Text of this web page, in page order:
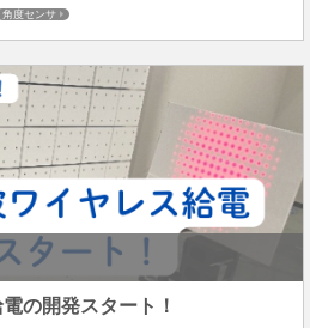
角度センサ
の開発スタート！